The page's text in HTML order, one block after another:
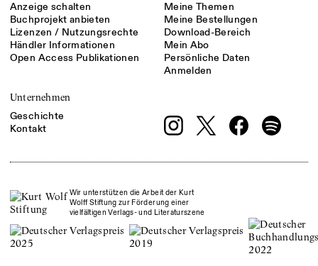
Anzeige schalten
Buchprojekt anbieten
Lizenzen / Nutzungsrechte
Händler Informationen
Open Access Publikationen
Meine Themen
Meine Bestellungen
Download-Bereich
Mein Abo
Persönliche Daten
Anmelden
Unternehmen
Geschichte
Kontakt
Wir unterstützen die Arbeit der Kurt
Wolff Stiftung zur Förderung einer
vielfältigen Verlags- und Literaturszene